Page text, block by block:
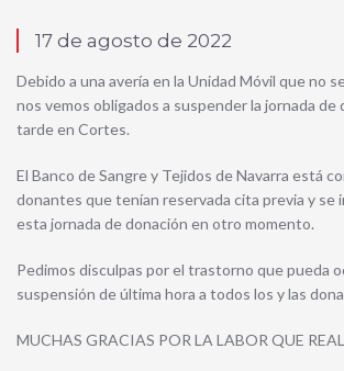
17 de agosto de 2022
Debido a una avería en la Unidad Móvil que no
nos vemos obligados a suspender la jornada de
tarde en Cortes.
El Banco de Sangre y Tejidos de Navarra está
donantes que tenían reservada cita previa y se
esta jornada de donación en otro momento.
Pedimos disculpas por el trastorno que pueda
suspensión de última hora a todos los y las
MUCHAS GRACIAS POR LA LABOR QUE